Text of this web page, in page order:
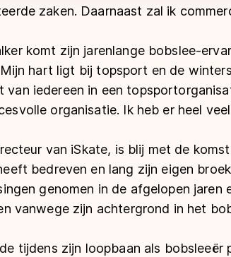
zaken. Daarnaast zal ik
komt zijn jarenlange bobslee-
hart ligt bij topsport en de
van iedereen in een
organisatie. Ik heb er heel
van iSkate, is blij met de
bedreven en lang zijn eigen
genomen in de afgelopen jaren
vanwege zijn achtergrond in het
tijdens zijn loopbaan als bobsleeër